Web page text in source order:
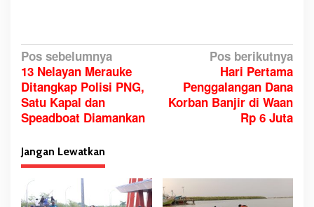
N
a
v
i
g
a
s
p
Pos sebelumnya
13 Nelayan Merauke
Ditangkap Polisi PNG,
Satu Kapal dan
Speadboat Diamankan
Pos berikutnya
Hari Pertama
Penggalangan Dana
Korban Banjir di Waan
Rp 6 Juta
Jangan Lewatkan